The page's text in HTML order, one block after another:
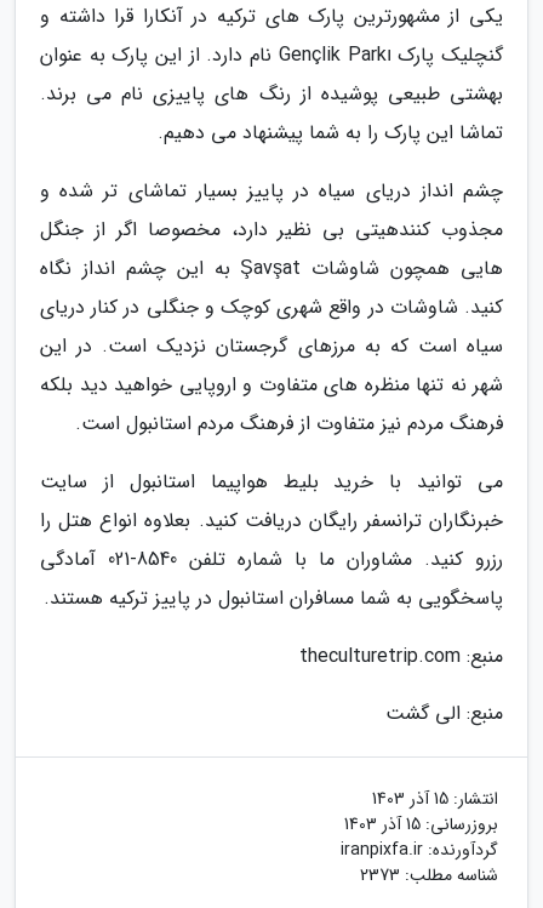
یکی از مشهورترین پارک های ترکیه در آنکارا قرا داشته و
گنچلیک پارک Gençlik Parkı نام دارد. از این پارک به عنوان
بهشتی طبیعی پوشیده از رنگ های پاییزی نام می برند.
تماشا این پارک را به شما پیشنهاد می دهیم.
چشم انداز دریای سیاه در پاییز بسیار تماشای تر شده و
مجذوب کنندهیتی بی نظیر دارد، مخصوصا اگر از جنگل
هایی همچون شاوشات Şavşat به این چشم انداز نگاه
کنید. شاوشات در واقع شهری کوچک و جنگلی در کنار دریای
سیاه است که به مرزهای گرجستان نزدیک است. در این
شهر نه تنها منظره های متفاوت و اروپایی خواهید دید بلکه
فرهنگ مردم نیز متفاوت از فرهنگ مردم استانبول است.
می توانید با خرید بلیط هواپیما استانبول از سایت
خبرنگاران ترانسفر رایگان دریافت کنید. بعلاوه انواع هتل را
رزرو کنید. مشاوران ما با شماره تلفن 8540-021 آمادگی
پاسخگویی به شما مسافران استانبول در پاییز ترکیه هستند.
منبع: theculturetrip.com
منبع: الی گشت
انتشار: 15 آذر 1403
بروزرسانی: 15 آذر 1403
گردآورنده: iranpixfa.ir
شناسه مطلب: 2373